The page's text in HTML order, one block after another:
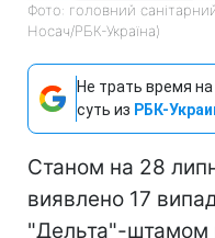
Фото: головний санітарний
Носач/РБК-Україна)
Не трать время
суть из РБК-
Станом на 28
виявлено 17
"Дельта"-штамом